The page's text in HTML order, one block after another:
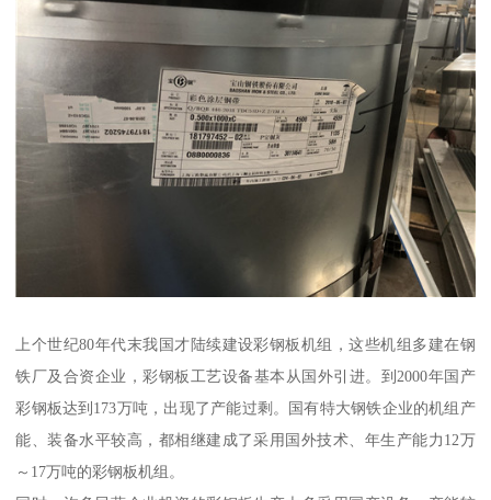
上个世纪80年代末我国才陆续建设彩钢板机组，这些机组多建在钢
铁厂及合资企业，彩钢板工艺设备基本从国外引进。到2000年国产
彩钢板达到173万吨，出现了产能过剩。国有特大钢铁企业的机组产
能、装备水平较高，都相继建成了采用国外技术、年生产能力12万
～17万吨的彩钢板机组。